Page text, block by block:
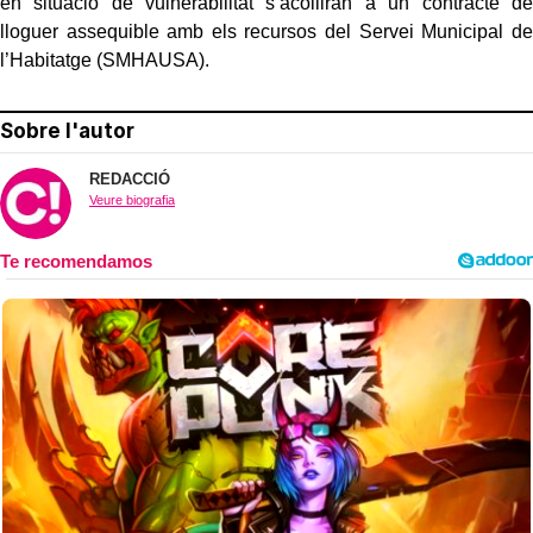
lloguer assequible amb els recursos del Servei Municipal de
l’Habitatge (SMHAUSA).
Sobre l'autor
REDACCIÓ
Veure biografia